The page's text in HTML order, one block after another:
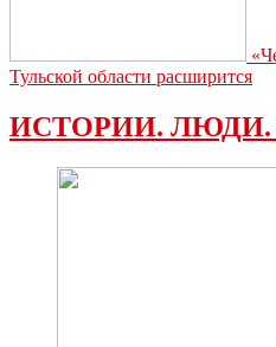
Тульской области расширится
ИСТОРИИ.